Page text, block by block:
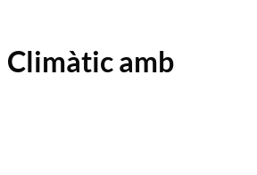
Climàtic amb